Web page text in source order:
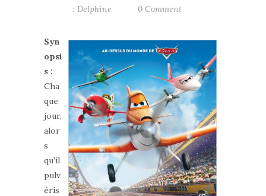
: Delphine 0 Comment
Syn
opsi
s :
Cha
que
jour,
alor
s
qu’il
pulv
éris